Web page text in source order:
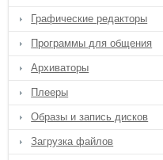
Графические редакторы
Программы для общения
Архиваторы
Плееры
Образы и запись дисков
Загрузка файлов